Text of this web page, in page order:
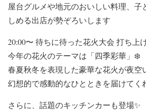
屋台グルメや地元のおいしい料理、子
しめる出店が勢ぞろいします
20:00〜 待ちに待った花火大会 打ち上
今年の花火のテーマは「四季彩華」❄️
春夏秋冬を表現した豪華な花火が夜空
幻想的で感動的なひとときを届けてく
さらに、話題のキッチンカーも登場✨